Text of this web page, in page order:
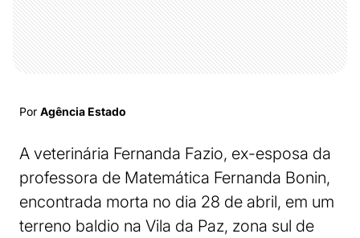
Por Agência Estado
A veterinária Fernanda Fazio, ex-esposa da
professora de Matemática Fernanda Bonin,
encontrada morta no dia 28 de abril, em um
terreno baldio na Vila da Paz, zona sul de